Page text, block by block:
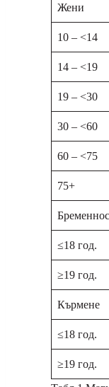
Жени
10 – <14
14 – <19
19 – <30
30 – <60
60 – <75
75+
≤18 год.
≥19 год.
Кърмене
≤18 год.
≥19 год.